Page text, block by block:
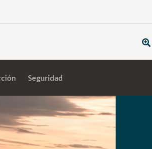
Seguridad